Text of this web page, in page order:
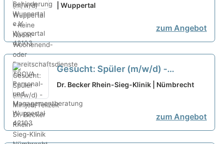
Wochenend- oder
| Wuppertal
zum Angebot
Gesucht: Spüler (m/w/d) -
Minijob/Teilzeit neu
Dr. Becker Rhein-Sieg-Klinik | Nümbrecht
zum Angebot